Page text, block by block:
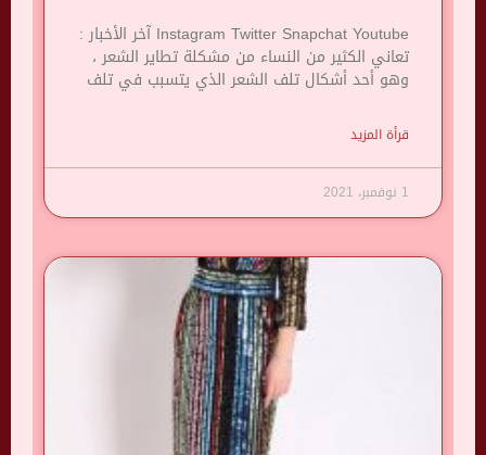
Instagram Twitter Snapchat Youtube آخر الأخبار :
تعاني الكثير من النساء من مشكلة تطاير الشعر ،
وهو أحد أشكال تلف الشعر الذي يتسبب في تلف
قرأة المزيد
1 نوفمبر، 2021